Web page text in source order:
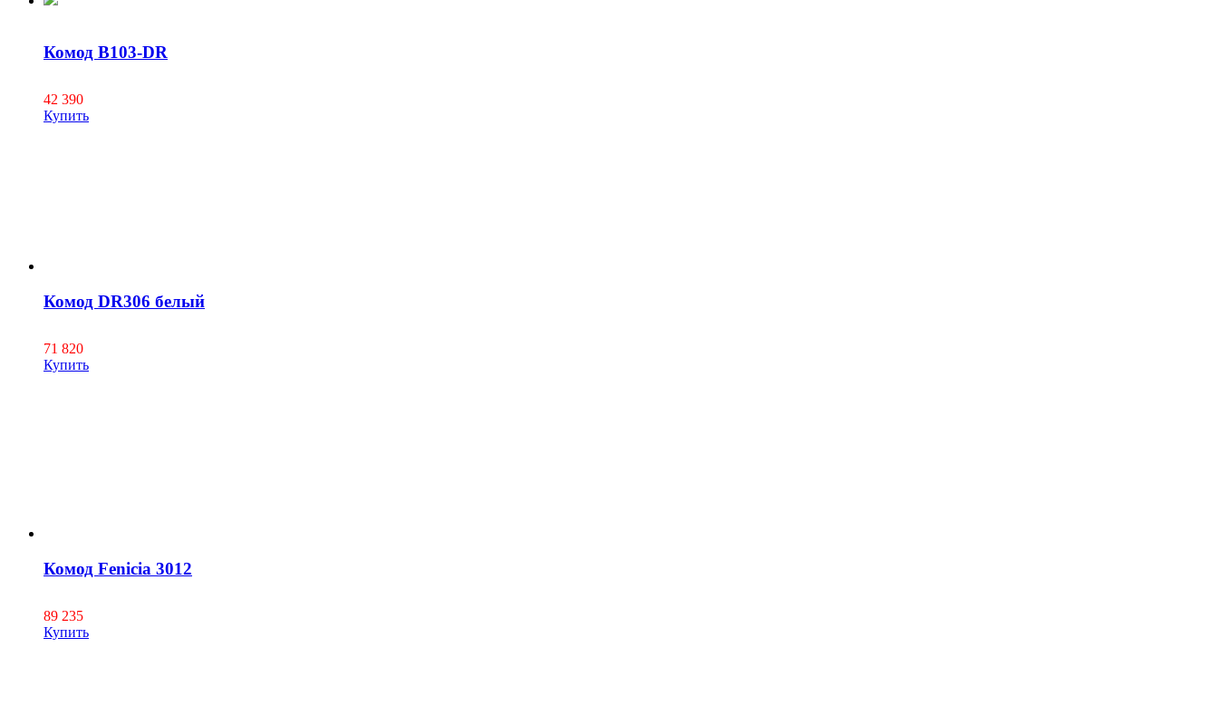
Комод B103-DR
42 390
Купить
Комод DR306 белый
71 820
Купить
Комод Fenicia 3012
89 235
Купить